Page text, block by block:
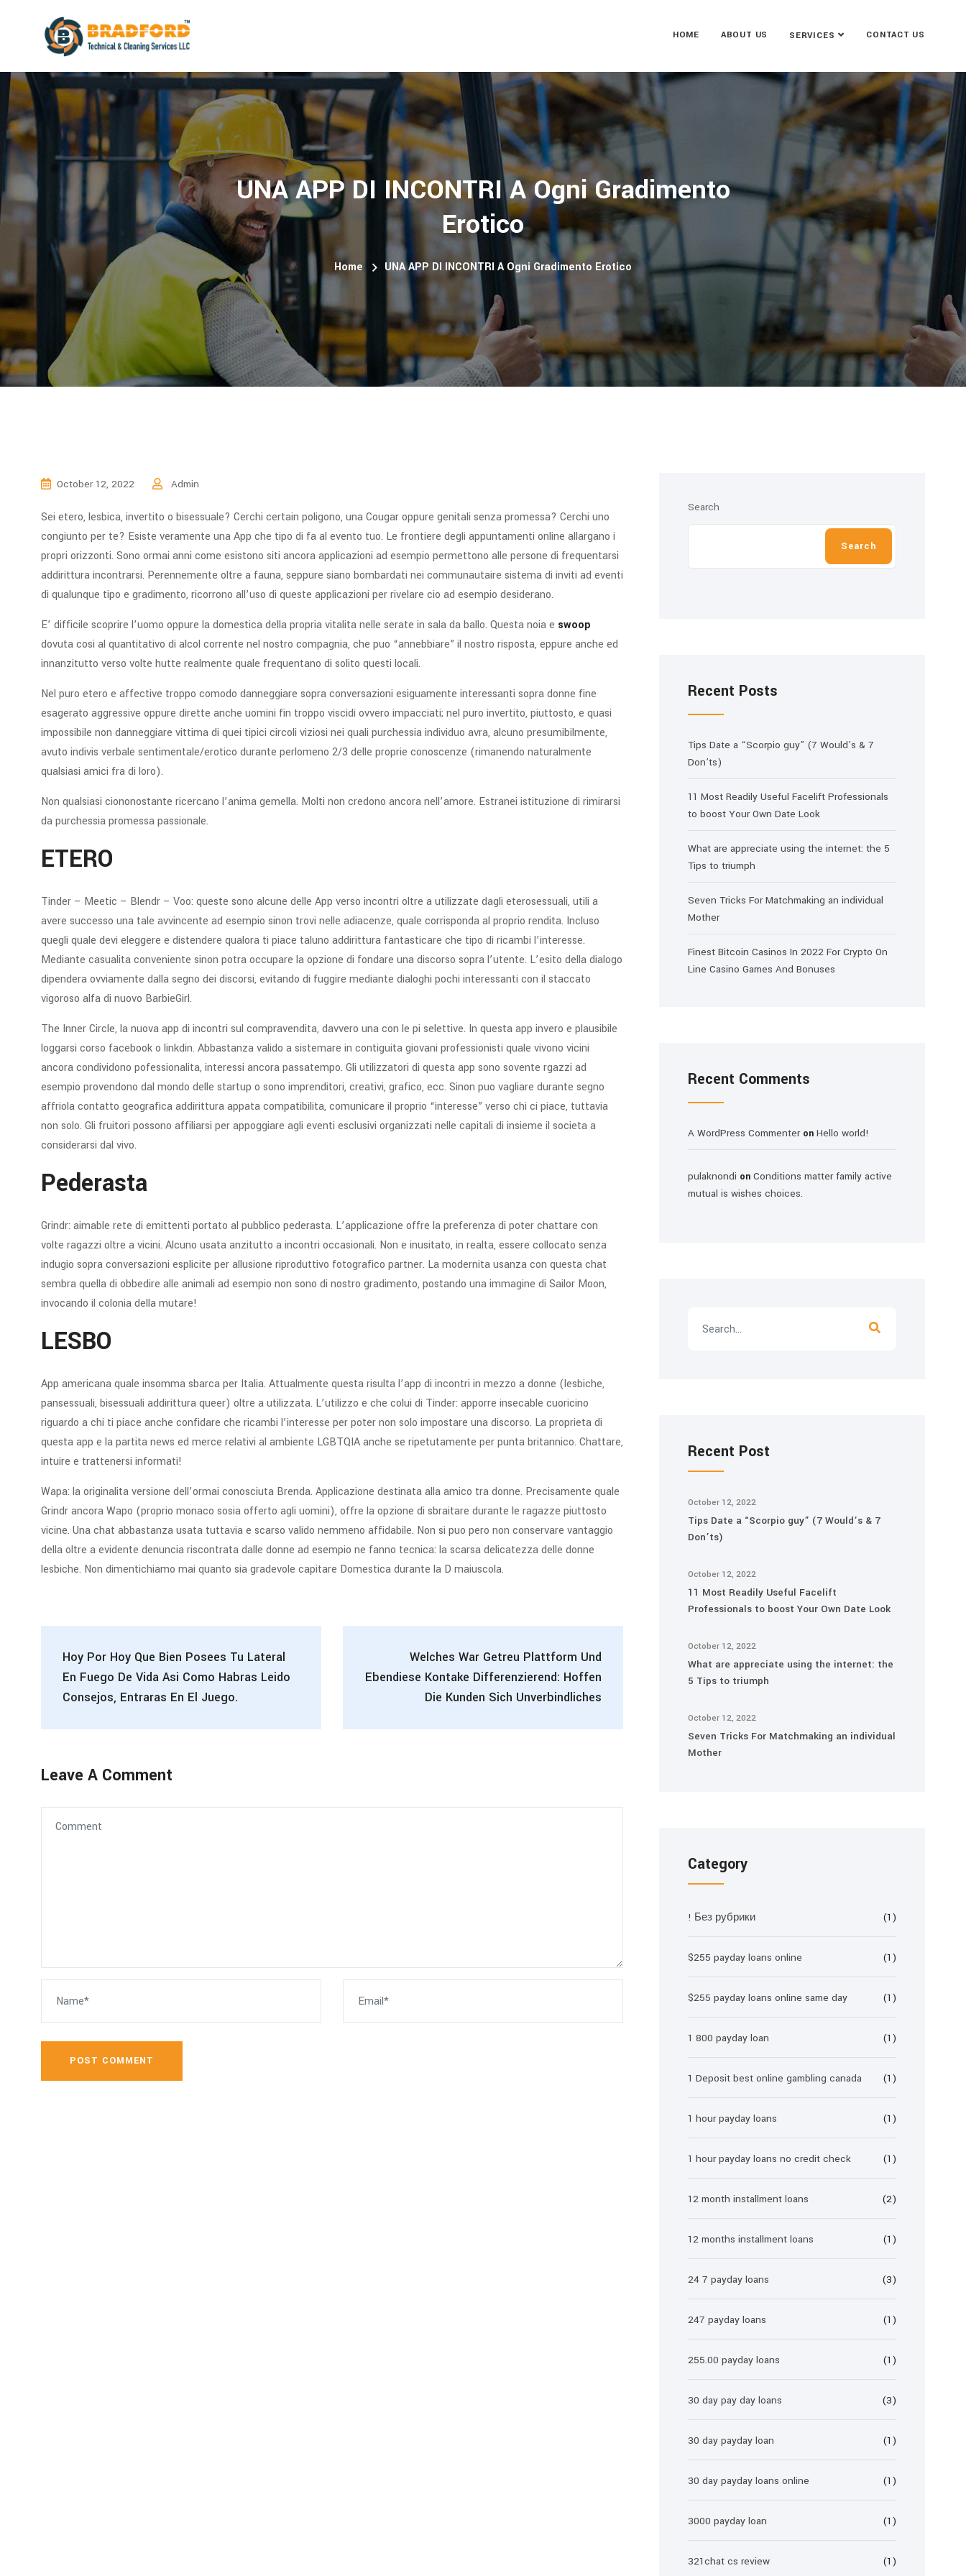
HOME ABOUT US SERVICES CONTACT US
UNA APP DI INCONTRI A Ogni Gradimento
Erotico
Home UNA APP DI INCONTRI A Ogni Gradimento Erotico
October 12, 2022 Admin
Sei etero, lesbica, invertito o bisessuale? Cerchi certain poligono, una Cougar oppure genitali senza promessa? Cerchi uno
congiunto per te? Esiste veramente una App che tipo di fa al evento tuo. Le frontiere degli appuntamenti online allargano i
propri orizzonti. Sono ormai anni come esistono siti ancora applicazioni ad esempio permettono alle persone di frequentarsi
addirittura incontrarsi. Perennemente oltre a fauna, seppure siano bombardati nei communautaire sistema di inviti ad eventi
di qualunque tipo e gradimento, ricorrono all’uso di queste applicazioni per rivelare cio ad esempio desiderano.
E’ difficile scoprire l’uomo oppure la domestica della propria vitalita nelle serate in sala da ballo. Questa noia e swoop
dovuta cosi al quantitativo di alcol corrente nel nostro compagnia, che puo “annebbiare” il nostro risposta, eppure anche ed
innanzitutto verso volte hutte realmente quale frequentano di solito questi locali.
Nel puro etero e affective troppo comodo danneggiare sopra conversazioni esiguamente interessanti sopra donne fine
esagerato aggressive oppure dirette anche uomini fin troppo viscidi ovvero impacciati; nel puro invertito, piuttosto, e quasi
impossibile non danneggiare vittima di quei tipici circoli viziosi nei quali purchessia individuo avra, alcuno presumibilmente,
avuto indivis verbale sentimentale/erotico durante perlomeno 2/3 delle proprie conoscenze (rimanendo naturalmente
qualsiasi amici fra di loro).
Non qualsiasi ciononostante ricercano l’anima gemella. Molti non credono ancora nell’amore. Estranei istituzione di rimirarsi
da purchessia promessa passionale.
ETERO
Tinder – Meetic – Blendr – Voo: queste sono alcune delle App verso incontri oltre a utilizzate dagli eterosessuali, utili a
avere successo una tale avvincente ad esempio sinon trovi nelle adiacenze, quale corrisponda al proprio rendita. Incluso
quegli quale devi eleggere e distendere qualora ti piace taluno addirittura fantasticare che tipo di ricambi l’interesse.
Mediante casualita conveniente sinon potra occupare la opzione di fondare una discorso sopra l’utente. L’esito della dialogo
dipendera ovviamente dalla segno dei discorsi, evitando di fuggire mediante dialoghi pochi interessanti con il staccato
vigoroso alfa di nuovo BarbieGirl.
The Inner Circle, la nuova app di incontri sul compravendita, davvero una con le pi selettive. In questa app invero e plausibile
loggarsi corso facebook o linkdin. Abbastanza valido a sistemare in contiguita giovani professionisti quale vivono vicini
ancora condividono pofessionalita, interessi ancora passatempo. Gli utilizzatori di questa app sono sovente rgazzi ad
esempio provendono dal mondo delle startup o sono imprenditori, creativi, grafico, ecc. Sinon puo vagliare durante segno
affriola contatto geografica addirittura appata compatibilita, comunicare il proprio “interesse” verso chi ci piace, tuttavia
non solo. Gli fruitori possono affiliarsi per appoggiare agli eventi esclusivi organizzati nelle capitali di insieme il societa a
considerarsi dal vivo.
Pederasta
Grindr: aimable rete di emittenti portato al pubblico pederasta. L’applicazione offre la preferenza di poter chattare con
volte ragazzi oltre a vicini. Alcuno usata anzitutto a incontri occasionali. Non e inusitato, in realta, essere collocato senza
indugio sopra conversazioni esplicite per allusione riproduttivo fotografico partner. La modernita usanza con questa chat
sembra quella di obbedire alle animali ad esempio non sono di nostro gradimento, postando una immagine di Sailor Moon,
invocando il colonia della mutare!
LESBO
App americana quale insomma sbarca per Italia. Attualmente questa risulta l’app di incontri in mezzo a donne (lesbiche,
pansessuali, bisessuali addirittura queer) oltre a utilizzata. L’utilizzo e che colui di Tinder: apporre insecable cuoricino
riguardo a chi ti piace anche confidare che ricambi l’interesse per poter non solo impostare una discorso. La proprieta di
questa app e la partita news ed merce relativi al ambiente LGBTQIA anche se ripetutamente per punta britannico. Chattare,
intuire e trattenersi informati!
Wapa: la originalita versione dell’ormai conosciuta Brenda. Applicazione destinata alla amico tra donne. Precisamente quale
Grindr ancora Wapo (proprio monaco sosia offerto agli uomini), offre la opzione di sbraitare durante le ragazze piuttosto
vicine. Una chat abbastanza usata tuttavia e scarso valido nemmeno affidabile. Non si puo pero non conservare vantaggio
della oltre a evidente denuncia riscontrata dalle donne ad esempio ne fanno tecnica: la scarsa delicatezza delle donne
lesbiche. Non dimentichiamo mai quanto sia gradevole capitare Domestica durante la D maiuscola.
Hoy Por Hoy Que Bien Posees Tu Lateral
En Fuego De Vida Asi­ Como Habras Leido
Consejos, Entraras En El Juego.
Welches War Getreu Plattform Und
Ebendiese Kontake Differenzierend: Hoffen
Die Kunden Sich Unverbindliches
Leave A Comment
POST COMMENT
Search
Search
Recent Posts
Tips Date a “Scorpio guy” (7 Would’s & 7
Don’ts)
11 Most Readily Useful Facelift Professionals
to boost Your Own Date Look
What are appreciate using the internet: the 5
Tips to triumph
Seven Tricks For Matchmaking an individual
Mother
Finest Bitcoin Casinos In 2022 For Crypto On
Line Casino Games And Bonuses
Recent Comments
A WordPress Commenteron Hello world!
pulaknondi on Conditions matter family active
mutual is wishes choices.
Recent Post
October 12, 2022
Tips Date a “Scorpio guy” (7 Would’s & 7
Don’ts)
October 12, 2022
11 Most Readily Useful Facelift
Professionals to boost Your Own Date Look
October 12, 2022
What are appreciate using the internet: the
5 Tips to triumph
October 12, 2022
Seven Tricks For Matchmaking an individual
Mother
Category
! Без рубрики (1)
$255 payday loans online (1)
$255 payday loans online same day (1)
1 800 payday loan (1)
1 Deposit best online gambling canada (1)
1 hour payday loans (1)
1 hour payday loans no credit check (1)
12 month installment loans (2)
12 months installment loans (1)
24 7 payday loans (3)
247 payday loans (1)
255.00 payday loans (1)
30 day pay day loans (3)
30 day payday loan (1)
30 day payday loans online (1)
3000 payday loan (1)
321chat cs review (1)